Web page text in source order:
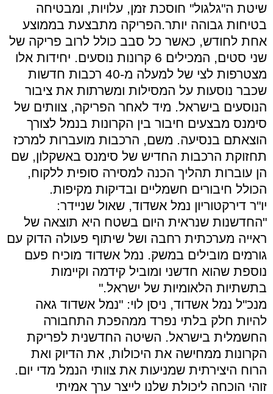
שיטת ה"גלגול" חוסכת זמן, עלויות, ומבטיחה
בטיחות גבוהה יותר.הפריקה מתבצעת בממוצע
אחת לחודש, כאשר כל סבב כולל לרוב פריקה של
שני סטים, המכילים 6 קרונות נוסעים. יחידות אלו
מצטרפות לצי של למעלה מ-40 רכבות חדשות
שכבר נוסעות על המסילות ומשרתות את ציבור
הנוסעים בישראל. מיד לאחר הפריקה, צוותים של
סימנס מבצעים חיבור בין הקרונות בנמל לצורך
הוצאתם בנסיעה. משם, הרכבות מועברות למרכז
תחזוקת הרכבות החדיש של סימנס באשקלון, שם
הן עוברות תהליך הכנה למסירה סופית ללקוח,
הכולל חיבורים חשמליים ובדיקות מקיפות.
יו"ר דירקטוריון נמל אשדוד, שאול שניידר:
"החדשנות שנראית היום בשטח היא תוצאה של
ראייה מערכתית רחבה ושל שיתוף פעולה הדוק עם
גורמים מובילים במשק. נמל אשדוד מוכיח פעם
נוספת שהוא חדשני ומוביל קידמה וקיימות
בתשתיות הלאומיות של ישראל."
מנכ"ל נמל אשדוד, ניסן לוי: "נמל אשדוד גאה
להיות חלק בלתי נפרד ממהפכת התחבורה
החשמלית בישראל. השיטה החדשנית לפריקת
הקרונות ממחישה את היכולות, את הדיוק ואת
הרוח היצירתית שמניעות את צוותי הנמל מדי יום.
זוהי הוכחה ליכולת שלנו לייצר ערך אמיתי